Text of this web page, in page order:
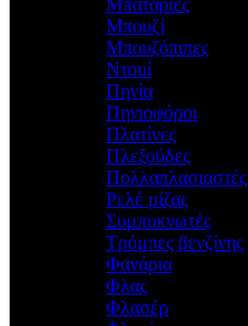
Μπαταρίες
Μπουζί
Μπουζόπιπες
Ντουί
Πηνία
Πηνιοφόροι
Πλατίνες
Πλεξούδες
Πολλαπλασιαστές
Ρελέ μίζας
Συμπυκνωτές
Τρόμπες βενζίνης
Φανάρια
Φλας
Φλασέρ